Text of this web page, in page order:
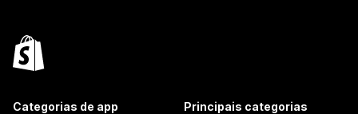
Categorias de app Principais categorias